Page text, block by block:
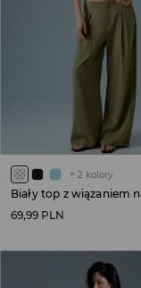
+ 2 kolory
69,99 PLN